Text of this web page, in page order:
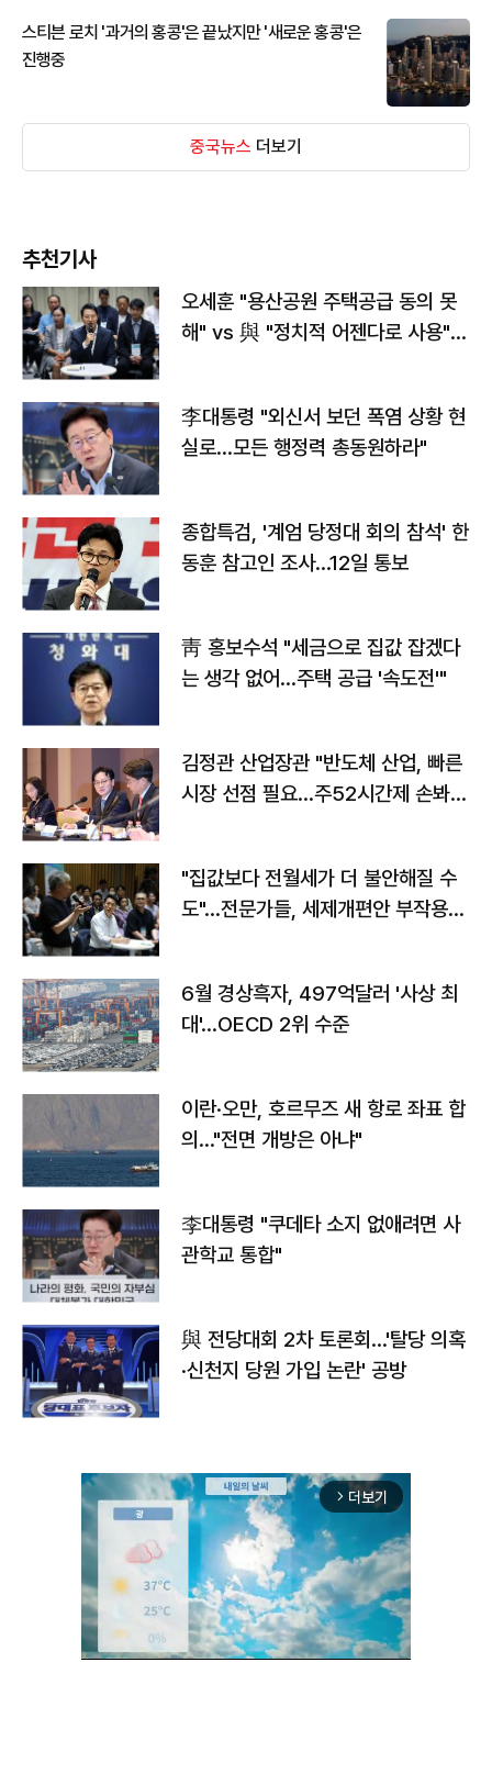
스티븐 로치 '과거의 홍콩'은 끝났지만 '새로운 홍콩'은
진행중
중국뉴스 더보기
추천기사
오세훈 "용산공원 주택공급 동의 못
해" vs 與 "정치적 어젠다로 사용"
李대통령 "외신서 보던 폭염 상황 현
실로…모든 행정력 총동원하라"
종합특검, '계엄 당정대 회의 참석' 한
동훈 참고인 조사...12일 통보
靑 홍보수석 "세금으로 집값 잡겠다
는 생각 없어…주택 공급 '속도전'"
김정관 산업장관 "반도체 산업, 빠른
시장 선점 필요…주52시간제 손봐
"집값보다 전월세가 더 불안해질 수
도"…전문가들, 세제개편안 부작용
6월 경상흑자, 497억달러 '사상 최
대'…OECD 2위 수준
이란·오만, 호르무즈 새 항로 좌표 합
의…"전면 개방은 아냐"
李대통령 "쿠데타 소지 없애려면 사
관학교 통합"
與 전당대회 2차 토론회…'탈당 의혹
·신천지 당원 가입 논란' 공방
arrow_forward_ios 더보기